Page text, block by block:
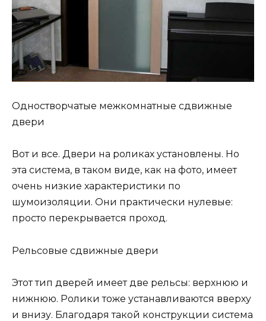
Одностворчатые межкомнатные сдвижные
двери
Вот и все. Двери на роликах установлены. Но
эта система, в таком виде, как на фото, имеет
очень низкие характеристики по
шумоизоляции. Они практически нулевые:
просто перекрывается проход.
Рельсовые сдвижные двери
Этот тип дверей имеет две рельсы: верхнюю и
нижнюю. Ролики тоже устанавливаются вверху
и внизу. Благодаря такой конструкции система